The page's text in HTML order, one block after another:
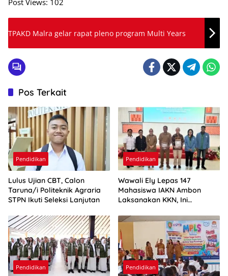
Post Views: 102
TPAKD Malra gelar rapat pleno program Multi Years
Pos Terkait
Pendidikan
Lulus Ujian CBT, Calon
Taruna/i Politeknik Agraria
STPN Ikuti Seleksi Lanjutan
Pendidikan
Wawali Ely Lepas 147
Mahasiswa IAKN Ambon
Laksanakan KKN, Ini
Pendidikan Pendidikan